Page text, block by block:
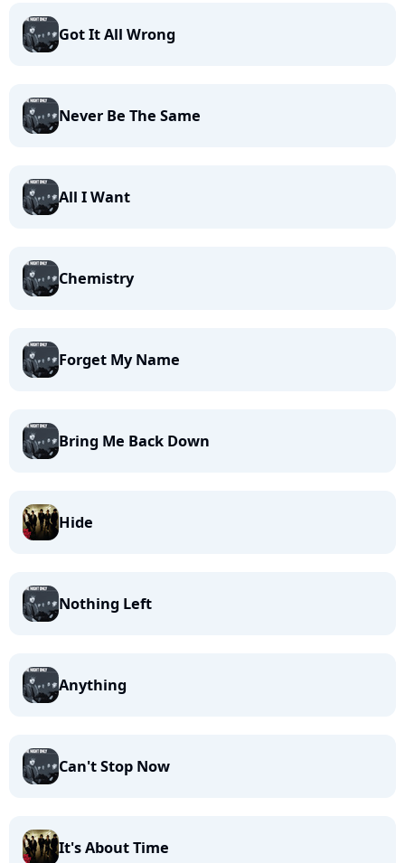
Got It All Wrong
Never Be The Same
All I Want
Chemistry
Forget My Name
Bring Me Back Down
Hide
Nothing Left
Anything
Can't Stop Now
It's About Time